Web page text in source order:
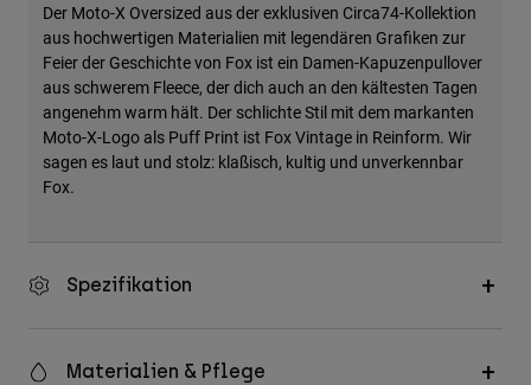
Der Moto-X Oversized aus der exklusiven Circa74-Kollektion
aus hochwertigen Materialien mit legendären Grafiken zur
Feier der Geschichte von Fox ist ein Damen-Kapuzenpullover
aus schwerem Fleece, der dich auch an den kältesten Tagen
angenehm warm hält. Der schlichte Stil mit dem markanten
Moto-X-Logo als Puff Print ist Fox Vintage in Reinform. Wir
sagen es laut und stolz: klaßisch, kultig und unverkennbar
Fox.
Spezifikation
Materialien & Pflege